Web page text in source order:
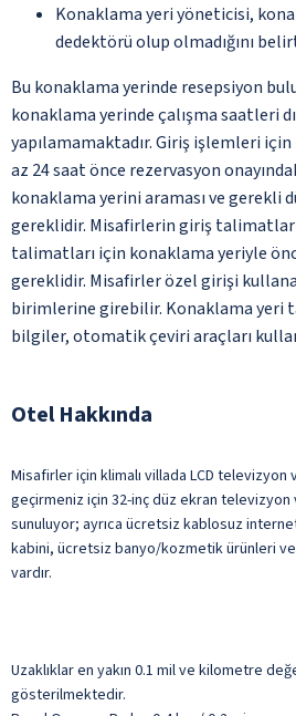
Konaklama yeri yöneticisi,
dedektörü olup olmadığını
Bu konaklama yerinde resepsiyon
konaklama yerinde çalışma saatleri
yapılamamaktadır. Giriş işlemleri
az 24 saat önce rezervasyon
konaklama yerini araması ve gerekli
gereklidir. Misafirlerin giriş
talimatları için konaklama yeriyle
gereklidir. Misafirler özel girişi
birimlerine girebilir. Konaklama yeri
bilgiler, otomatik çeviri araçları
Otel Hakkında
Misafirler için klimalı villada LCD televizyon
geçirmeniz için 32-inç düz ekran televizyon
sunuluyor; ayrıca ücretsiz kablosuz
kabini, ücretsiz banyo/kozmetik ürünleri
vardır.
Uzaklıklar en yakın 0.1 mil ve kilometre
gösterilmektedir.